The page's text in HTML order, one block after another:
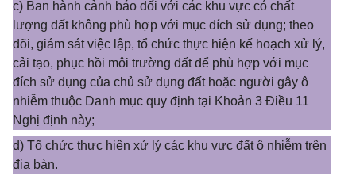
c) Ban hành cảnh báo đối với các khu vực có chất
lượng đất không phù hợp với mục đích sử dụng; theo
dõi, giám sát việc lập, tổ chức thực hiện kế hoạch xử lý,
cải tạo, phục hồi môi trường đất để phù hợp với mục
đích sử dụng của chủ sử dụng đất hoặc người gây ô
nhiễm thuộc Danh mục quy định tại Khoản 3 Điều 11
Nghị định này;
d) Tổ chức thực hiện xử lý các khu vực đất ô nhiễm trên
địa bàn.